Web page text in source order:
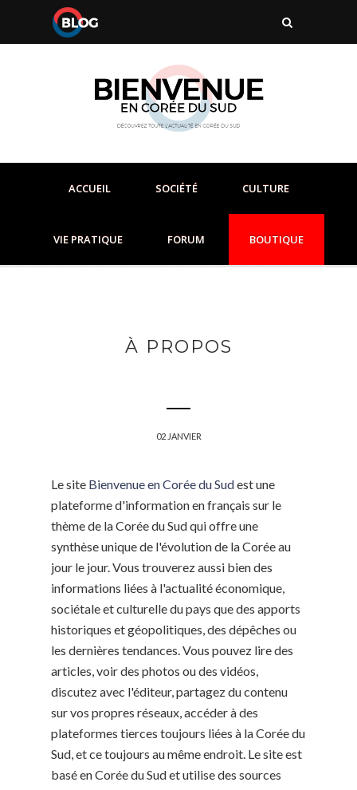
ACCUEIL SOCIÉTÉ CULTURE
VIE PRATIQUE FORUM BOUTIQUE
À PROPOS
02 JANVIER
Le site Bienvenue en Corée du Sudest une
plateforme d'information en français sur le
thème de la Corée du Sud qui offre une
synthèse unique de l'évolution de la Corée au
jour le jour. Vous trouverez aussi bien des
informations liées à l'actualité économique,
sociétale et culturelle du pays que des apports
historiques et géopolitiques, des dépêches ou
les dernières tendances. Vous pouvez lire des
articles, voir des photos ou des vidéos,
discutez avec l'éditeur, partagez du contenu
sur vos propres réseaux, accéder à des
plateformes tierces toujours liées à la Corée du
Sud, et ce toujours au même endroit. Le site est
basé en Corée du Sud et utilise des sources